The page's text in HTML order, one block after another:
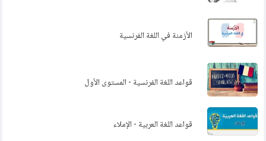
الأزمنة في اللغة الفرنسية
قواعد اللغة الفرنسية - المستوى الأول
قواعد اللغة العربية - الإملاء